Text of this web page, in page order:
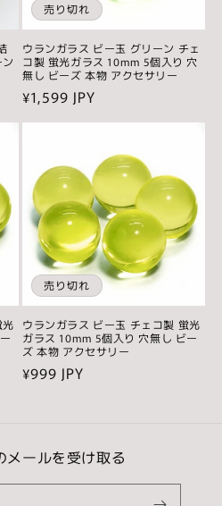
売り切れ
ウランガラス ビー玉 グリーン チェ
コ製 蛍光ガラス 10mm 5個入り 穴
無し ビーズ 本物 アクセサリー
通
常
¥1,599 JPY
売り切れ
ウランガラス ビー玉 チェコ製 蛍光
ガラス 10mm 5個入り 穴無し ビー
ズ 本物 アクセサリー
通
¥999 JPY
メールを受け取る